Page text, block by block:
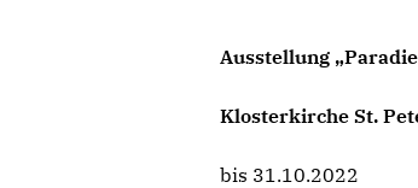
Ausstellung
Klosterkirche St.
bis 31.10.2022